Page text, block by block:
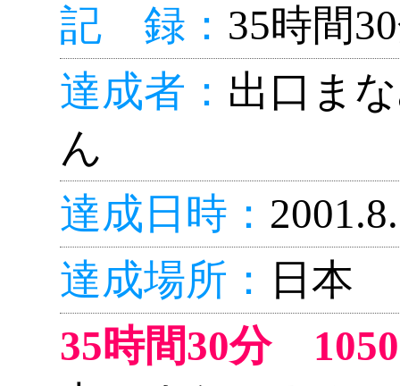
記 録： 35時間
達成者： 出口ま
ん
達成日時：
達成場所： 日本
35時間30分